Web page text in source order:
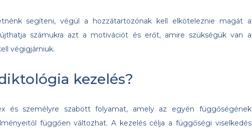
segíteni, végül a hozzátartozónak kell elköteleznie magát a
számukra azt a motivációt és erőt, amire szükségük van a
végigjárniuk.
kezelés?
és személyre szabott folyamat, amely az egyén függőségének
függően változhat. A kezelés célja a függőségi viselkedés